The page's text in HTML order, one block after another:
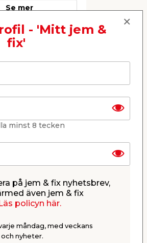
Se mer
med
/ st.
Butik
armad
- 'Mitt jem &
fix'
minst 8 tecken
på jem & fix nyhetsbrev,
även jem & fix
policyn här.
måndag, med veckans
nyheter.